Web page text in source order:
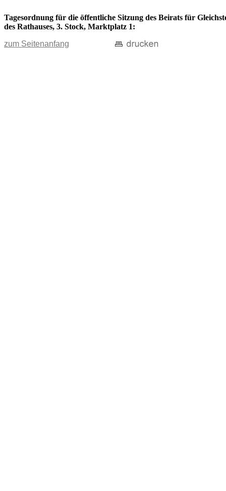
Tagesordnung für die öffentliche Sitzung des Beirats für
des Rathauses, 3. Stock, Marktplatz 1:
zum Seitenanfang